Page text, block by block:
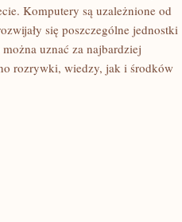
Komputery są uzależnione od
się poszczególne jednostki
uznać za najbardziej
rozrywki, wiedzy, jak i środków